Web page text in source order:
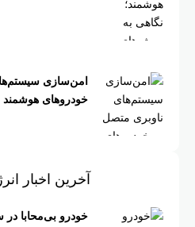
امن‌سازی
خودروهای هوشمند
آخرین اخبار
خودرو بی‌محابا